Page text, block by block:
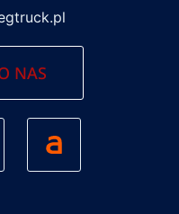
NAS